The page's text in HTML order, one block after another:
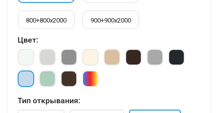
800+800х2000 900+900х2000
Цвет:
Тип открывания: